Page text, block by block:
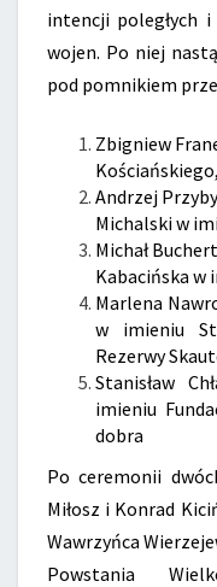
intencji poległych
wojen. Po niej
pod pomnikiem
Zbigniew
Kościańskiego,
Andrzej
Michalski w
Michał
Kabacińska w
Marlena
w imieniu
Rezerwy
Stanisław
imieniu
dobra
Po ceremonii
Miłosz i Konrad
Wawrzyńca
Powstania